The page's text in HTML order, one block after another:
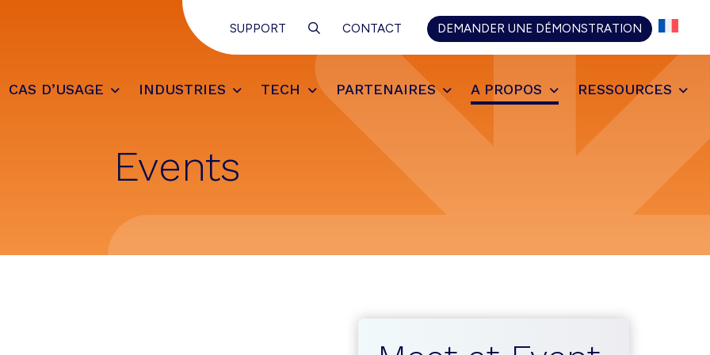
SUPPORT SEARCH
CONTACT DEMANDER UNE DÉMONSTRATION
CAS D’USAGE INDUSTRIES TECH PARTENAIRES A PROPOS RESSOURCES
Events